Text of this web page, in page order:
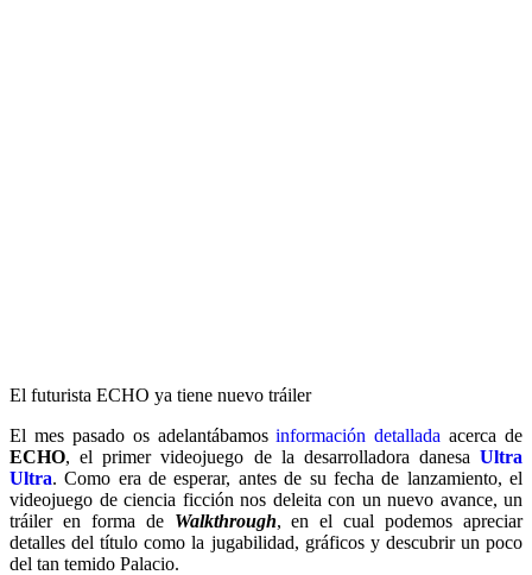
El futurista ECHO ya tiene nuevo tráiler
El mes pasado os adelantábamosinformación detallada acerca de
ECHO, el primer videojuego de la desarrolladora danesa Ultra
Ultra. Como era de esperar, antes de su fecha de lanzamiento, el
videojuego de ciencia ficción nos deleita con un nuevo avance, un
tráiler en forma de Walkthrough, en el cual podemos apreciar
detalles del título como la jugabilidad, gráficos y descubrir un poco
del tan temido Palacio.